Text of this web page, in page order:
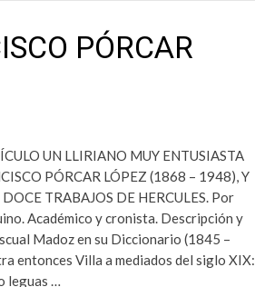
PÓRCAR
UN LLIRIANO MUY ENTUSIASTA
PÓRCAR LÓPEZ (1868 – 1948), Y
TRABAJOS DE HERCULES. Por
Académico y cronista. Descripción y
Madoz en su Diccionario (1845 –
entonces Villa a mediados del siglo XIX:
leguas …